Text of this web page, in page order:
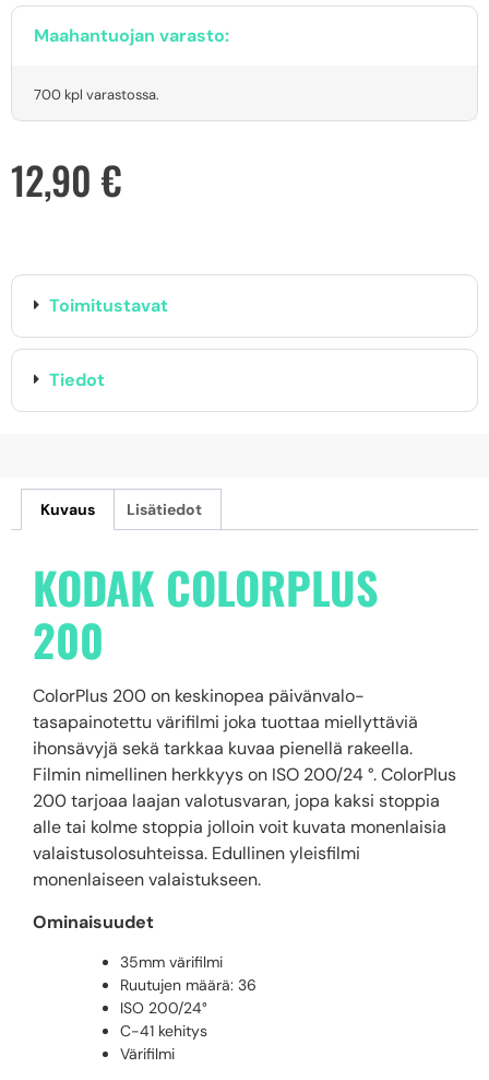
Maahantuojan varasto:
700 kpl varastossa.
12,90 €
Toimitustavat
Tiedot
Kuvaus Lisätiedot
KODAK COLORPLUS
200
ColorPlus 200 on keskinopea päivänvalo-
tasapainotettu värifilmi joka tuottaa miellyttäviä
ihonsävyjä sekä tarkkaa kuvaa pienellä rakeella.
Filmin nimellinen herkkyys on ISO 200/24 ​​°. ColorPlus
200 tarjoaa laajan valotusvaran, jopa kaksi stoppia
alle tai kolme stoppia jolloin voit kuvata monenlaisia ​​
valaistusolosuhteissa. Edullinen yleisfilmi
monenlaiseen valaistukseen.
Ominaisuudet
35mm värifilmi
Ruutujen määrä: 36
ISO 200/24°
C-41 kehitys
Värifilmi